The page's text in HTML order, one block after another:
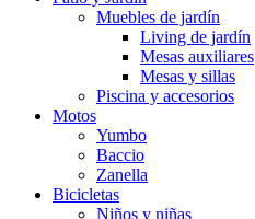
Muebles de jardín
Living de jardín
Mesas auxiliares
Mesas y sillas
Piscina y accesorios
Motos
Yumbo
Baccio
Zanella
Bicicletas
Niños y niñas